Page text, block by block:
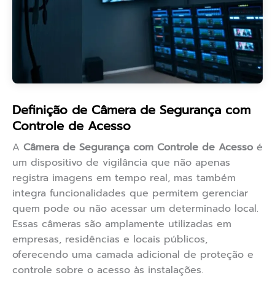
Definição de Câmera de Segurança com
Controle de Acesso
A Câmera de Segurança com Controle de Acesso é
um dispositivo de vigilância que não apenas
registra imagens em tempo real, mas também
integra funcionalidades que permitem gerenciar
quem pode ou não acessar um determinado local.
Essas câmeras são amplamente utilizadas em
empresas, residências e locais públicos,
oferecendo uma camada adicional de proteção e
controle sobre o acesso às instalações.